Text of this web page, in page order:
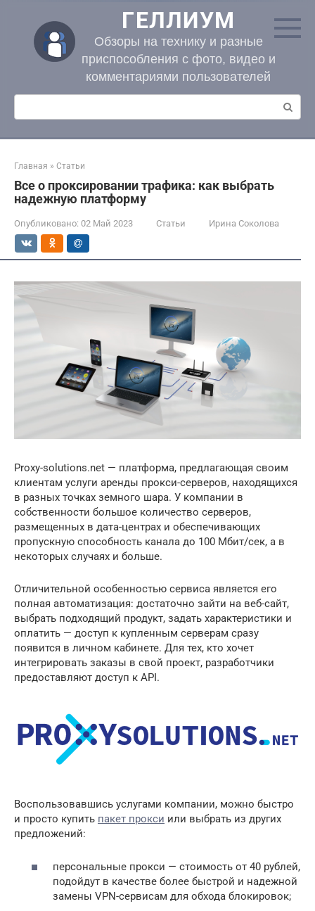
контенту
ГЕЛЛИУМ
Обзоры на технику и разные
приспособления с фото, видео и
комментариями пользователей
Поиск:
Главная » Статьи
Все о проксировании трафика: как выбрать
надежную платформу
Опубликовано: 02 Май 2023 Статьи Ирина Соколова
Proxy-solutions.net — платформа, предлагающая своим
клиентам услуги аренды прокси-серверов, находящихся
в разных точках земного шара. У компании в
собственности большое количество серверов,
размещенных в дата-центрах и обеспечивающих
пропускную способность канала до 100 Мбит/сек, а в
некоторых случаях и больше.
Отличительной особенностью сервиса является его
полная автоматизация: достаточно зайти на веб-сайт,
выбрать подходящий продукт, задать характеристики и
оплатить — доступ к купленным серверам сразу
появится в личном кабинете. Для тех, кто хочет
интегрировать заказы в свой проект, разработчики
предоставляют доступ к API.
Воспользовавшись услугами компании, можно быстро
и просто купить пакет прокси или выбрать из других
предложений:
персональные прокси — стоимость от 40 рублей,
подойдут в качестве более быстрой и надежной
замены VPN-сервисам для обхода блокировок;